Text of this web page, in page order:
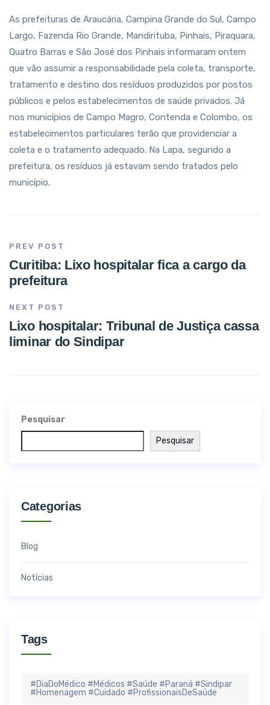
As prefeituras de Araucária, Campina Grande do Sul, Campo
Largo, Fazenda Rio Grande, Mandirituba, Pinhais, Piraquara,
Quatro Barras e São José dos Pinhais informaram ontem
que vão assumir a responsabilidade pela coleta, transporte,
tratamento e destino dos resíduos produzidos por postos
públicos e pelos estabelecimentos de saúde privados. Já
nos municípios de Campo Magro, Contenda e Colombo, os
estabelecimentos particulares terão que providenciar a
coleta e o tratamento adequado. Na Lapa, segundo a
prefeitura, os resíduos já estavam sendo tratados pelo
município.
PREV POST
Curitiba: Lixo hospitalar fica a cargo da
prefeitura
NEXT POST
Lixo hospitalar: Tribunal de Justiça cassa
liminar do Sindipar
Pesquisar
Pesquisar
Categorias
Blog
Notícias
Tags
#DiaDoMédico #Médicos #Saúde #Paraná #Sindipar
#Homenagem #Cuidado #ProfissionaisDeSaúde